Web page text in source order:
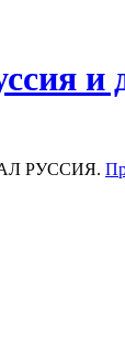
и
РУССИЯ.